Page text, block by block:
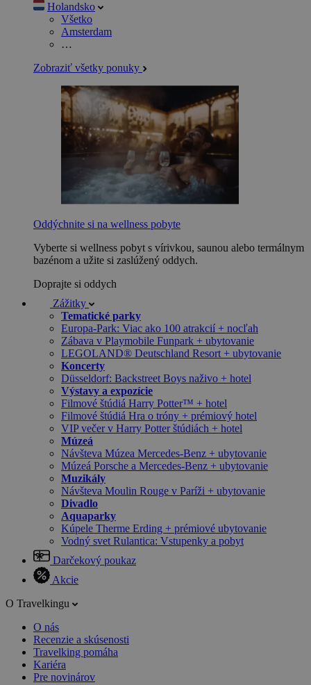
Holandsko
Všetko
Amsterdam
…
Zobraziť všetky ponuky
Oddýchnite si na wellness pobyte
Vyberte si wellness pobyt s vírivkou, saunou alebo termálnym
bazénom a užite si zaslúžený oddych.
Doprajte si oddych
Zážitky
Tematické parky
Europa-Park: Viac ako 100 atrakcií + nocľah
Zábava v Playmobile Funpark + ubytovanie
LEGOLAND® Deutschland Resort + ubytovanie
Koncerty
Düsseldorf: Backstreet Boys naživo + hotel
Výstavy a expozície
Filmové štúdiá Harry Potter™ + hotel
Filmové štúdiá Hra o tróny + prémiový hotel
VIP večer v Harry Potter štúdiách + hotel
Múzeá
Návšteva Múzea Mercedes-Benz + ubytovanie
Múzeá Porsche a Mercedes-Benz + ubytovanie
Muzikály
Návšteva Moulin Rouge v Paríži + ubytovanie
Divadlo
Aquaparky
Kúpele Therme Erding + prémiové ubytovanie
Vodný svet Rulantica: Vstupenky a pobyt
Darčekový poukaz
Akcie
O Travelkingu
O nás
Recenzie a skúsenosti
Travelking pomáha
Kariéra
Pre novinárov